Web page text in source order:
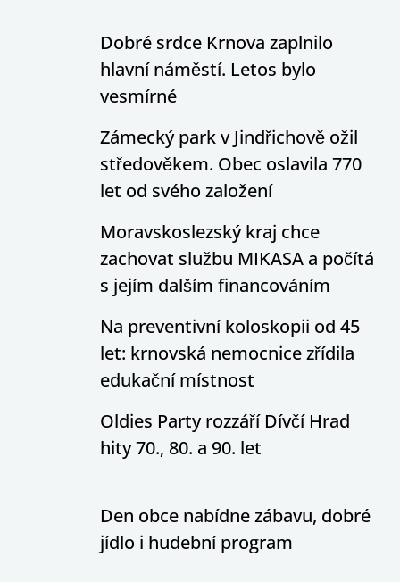
Dobré srdce Krnova zaplnilo
hlavní náměstí. Letos bylo
vesmírné
Zámecký park v Jindřichově ožil
středověkem. Obec oslavila 770
let od svého založení
Moravskoslezský kraj chce
zachovat službu MIKASA a počítá
s jejím dalším financováním
Na preventivní koloskopii od 45
let: krnovská nemocnice zřídila
edukační místnost
Oldies Party rozzáří Dívčí Hrad
hity 70., 80. a 90. let
Den obce nabídne zábavu, dobré
jídlo i hudební program